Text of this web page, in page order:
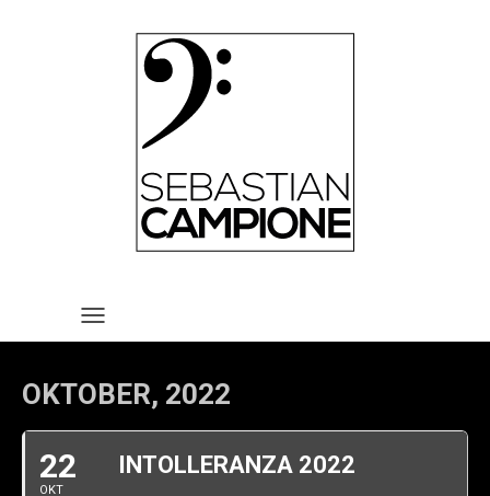
TOGGLE NAVIGATION
IMPRESSUM UND
DATENSCHUTZERKLÄRUNG
OKTOBER, 2022
22
OKT
INTOLLERANZA 2022